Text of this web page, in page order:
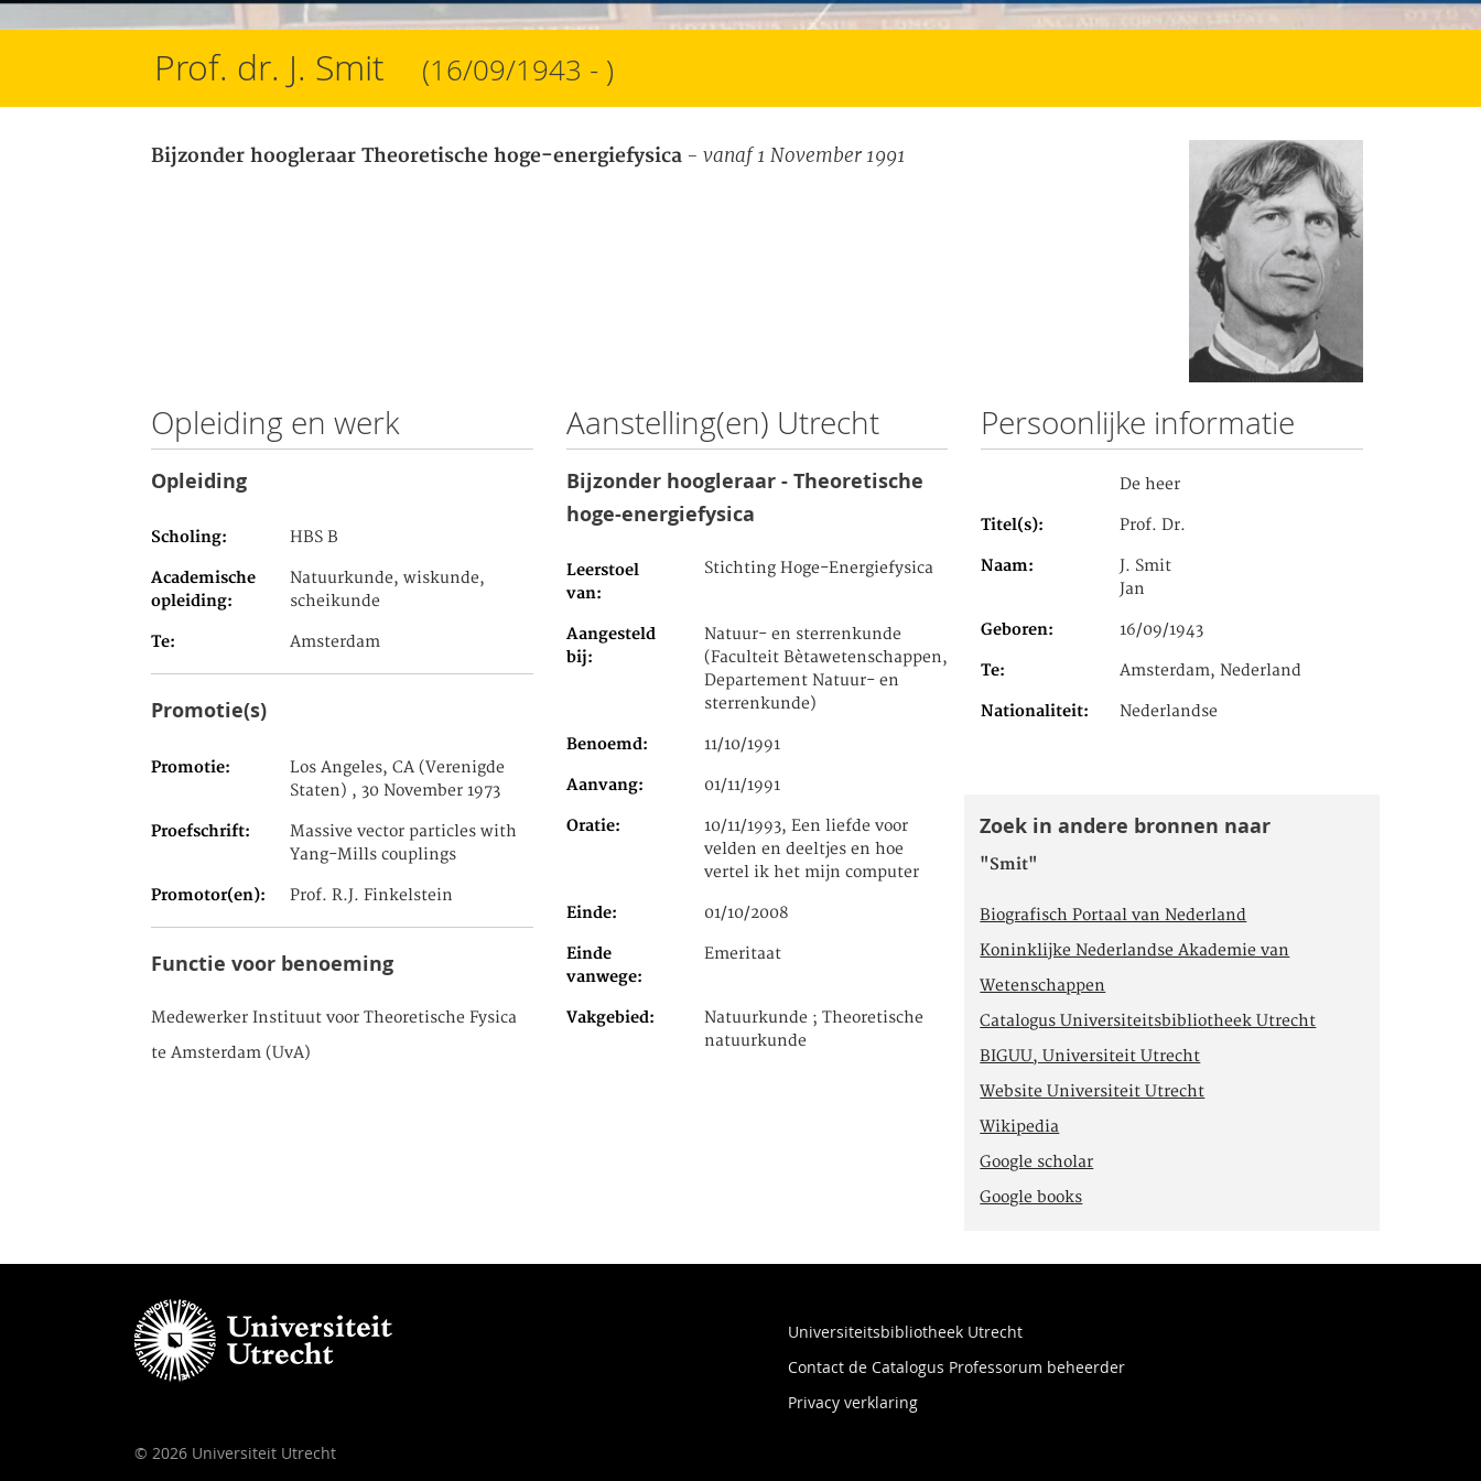
Prof. dr. J. Smit (16/09/1943 - )
Bijzonder hoogleraar Theoretische hoge-energiefysica - vanaf 1 November 1991
Opleiding en werk
Opleiding
Scholing HBS B
Academische
opleiding
Natuurkunde, wiskunde,
scheikunde
Te Amsterdam
Promotie(s)
Promotie
Los Angeles, CA (Verenigde
Staten) , 30 November 1973
Proefschrift
Massive vector particles with
Yang-Mills couplings
Promotor(en) Prof. R.J. Finkelstein
Functie voor benoeming
Medewerker Instituut voor Theoretische Fysica
te Amsterdam (UvA)
Aanstelling(en) Utrecht
Bijzonder hoogleraar - Theoretische
hoge-energiefysica
Leerstoel
van
Stichting Hoge-Energiefysica
Aangesteld
bij
Natuur- en sterrenkunde
(Faculteit Bètawetenschappen,
Departement Natuur- en
sterrenkunde)
Benoemd 11/10/1991
Aanvang 01/11/1991
Oratie
10/11/1993, Een liefde voor
velden en deeltjes en hoe
vertel ik het mijn computer
Einde 01/10/2008
Einde
vanwege
Emeritaat
Vakgebied
Natuurkunde ; Theoretische
natuurkunde
Persoonlijke informatie
De heer
Titel(s) Prof. Dr.
Naam
J. Smit
Jan
Geboren 16/09/1943
Te Amsterdam, Nederland
Nationaliteit Nederlandse
Zoek in andere bronnen naar
"Smit"
Biografisch Portaal van Nederland
Koninklijke Nederlandse Akademie van
Wetenschappen
Catalogus Universiteitsbibliotheek Utrecht
BIGUU, Universiteit Utrecht
Website Universiteit Utrecht
Wikipedia
Google scholar
Google books
Universiteitsbibliotheek Utrecht
Contact de Catalogus Professorum beheerder
Privacy verklaring
© 2026 Universiteit Utrecht